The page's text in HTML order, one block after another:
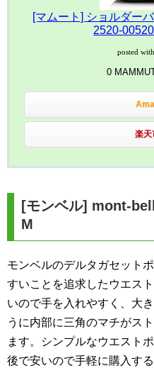
[マムート] ショルダー
2520-
posted with
0
楽天
[モンベル] mont-
M
モンベルのデルタガセット
すいことを追求したウエス
いので手を入れやすく、大
うに内部に三角のマチがス
ます。シンプルなウエスト
後で安いので手軽に購入す